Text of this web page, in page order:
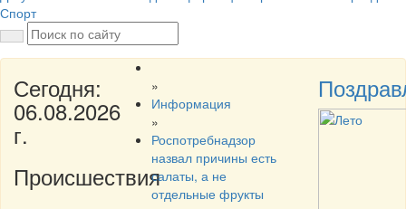
Спорт
Сегодня:
06.08.2026
г.
Происшествия
»
Информация
»
Роспотребнадзор
назвал причины есть
салаты, а не
отдельные фрукты